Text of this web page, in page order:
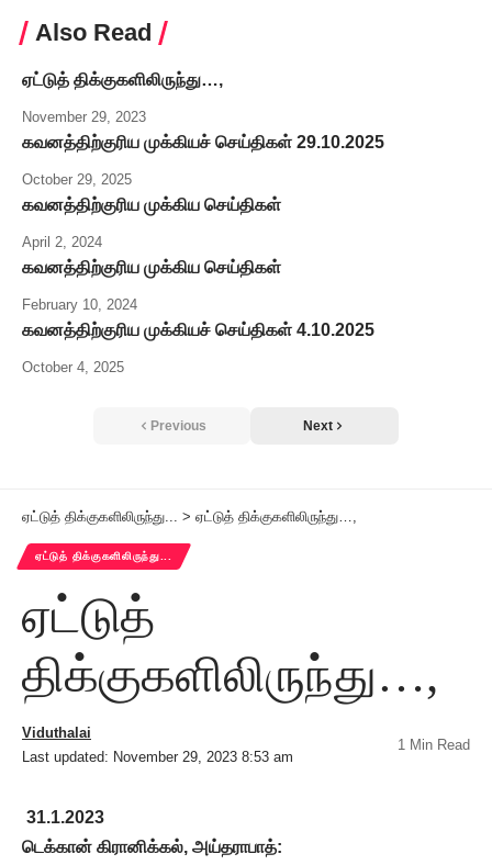
Also Read
ஏட்டுத் திக்குகளிலிருந்து…,
November 29, 2023
கவனத்திற்குரிய முக்கியச் செய்திகள் 29.10.2025
October 29, 2025
கவனத்திற்குரிய முக்கிய செய்திகள்
April 2, 2024
கவனத்திற்குரிய முக்கிய செய்திகள்
February 10, 2024
கவனத்திற்குரிய முக்கியச் செய்திகள் 4.10.2025
October 4, 2025
Previous Next
ஏட்டுத் திக்குகளிலிருந்து... > ஏட்டுத் திக்குகளிலிருந்து…,
ஏட்டுத் திக்குகளிலிருந்து...
ஏட்டுத்
திக்குகளிலிருந்து…,
Last updated: November 29, 2023 8:53 am
Viduthalai
1 Min Read
31.1.2023
டெக்கான் கிரானிக்கல், அய்தராபாத்: